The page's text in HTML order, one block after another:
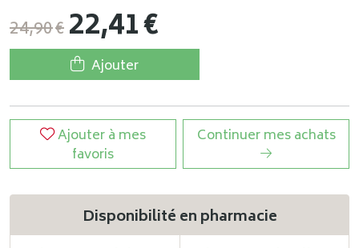
24,90€22,41€
Ajouter
Ajouter à mes
favoris
Continuer mes achats
Disponibilité en pharmacie